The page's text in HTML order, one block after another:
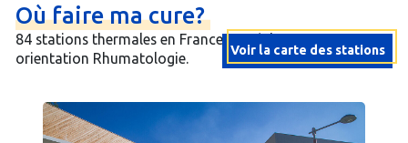
Oùfairemacure?
84 stations thermales en France possèdent une
orientation Rhumatologie.
Voir la carte des stations
ALLÈGRE
LES
FUMADES
CRANSAC-
LES-
THERMES
SALIES-
DE-
BÉARN
THONON-
LES-
BAINS
CAMBO-
LES-
BAINS
BOURBONNE-
LES-
BAINS
DIGNE-
LES-
BAINS
BARBOTAN-
LES-
THERMES
LARUNS
Pyrenees-
LAMALOU-
LES-
BAINS
MONTBRUN-
LES-
BAINS
MONT-
DORE
LA
VÔGE-
LES-
SAINT-
LARY-
SOULAN
ÉVIAN-
LES-
BAINS
LUXEUIL-
LES-
BAINS
BRIDES-
LES-
BAINS
JONZAC
Charente-
LONS-
LE-
SAUNIER
VICHY
Allier
CASTELJALOUX
Lot-
SAUBUSSE-
LES-
BAINS
AMNÉVILLE-
LES-
THERMES
MEYRAS
Ardeche
DAX
Landes
BOURBON-
LANCY
AMÉLIE-
LES-
BAINS
DAX
Landes
LECTOURE
Gers
CHÂTEL-
GUYON
GRÉOUX-
LES-
BAINS
DAX
Landes
AULUS-
LES-
BAINS
DAX
Landes
DAX
Landes
VERNET-
LES-
BAINS
RENNES
LES
BAINS
SALINS-
LES-
BAINS
VICHY
Allier
EUGÉNIE-
LES-
BAINS
SAINT-
LAURENT-
LES-
ALLEVARD-
LES-
BAINS
AIX-
LES-
BAINS
EVAUX-
LES-
BAINS
BAGNÈRES-
DE-
LUCHON
NANCY
Meurthe-
NÉRIS-
LES-
BAINS
URIAGE-
LES-
BAINS
ROCHEFORT
Charente-
BAGNÈRES-
DE-
BIGORRE
MONT-
LOZÈRE
ET
MONTROND-
LES-
BAINS
BAGNOLES-
DE-
L'ORNE
MOLITG-
LES-
BAINS
SAINT-
PAUL-
LÈS-
VITTEL
Vosges
CHAMALIÈRES
Puy-
CONTREXÉVILLE
Vosges
NIEDERBRONN-
LES-
BAINS
DAX
Landes
AIX-
LES-
BAINS
BOURBON-
L'ARCHAMBAULT
AX-
LES-
THERMES
SAINT-
HONORÉ-
LES-
SAINT-
PAUL-
LÈS-
BARÈGES-
SERS
VALS-
LES-
BAINS
SANTENAY
Cote-
MORSBRONN-
LES-
BAINS
BALARUC-
LES-
BAINS
PRATS-
DE-
MOLLO
CAPVERN-
LES-
BAINS
LA
LÉCHÈRE-
LES-
CASTÉRA-
VERDUZAN
DAX
Landes
CILAOS
Reunion
DAX
Landes
CAUTERETS
Hautes-